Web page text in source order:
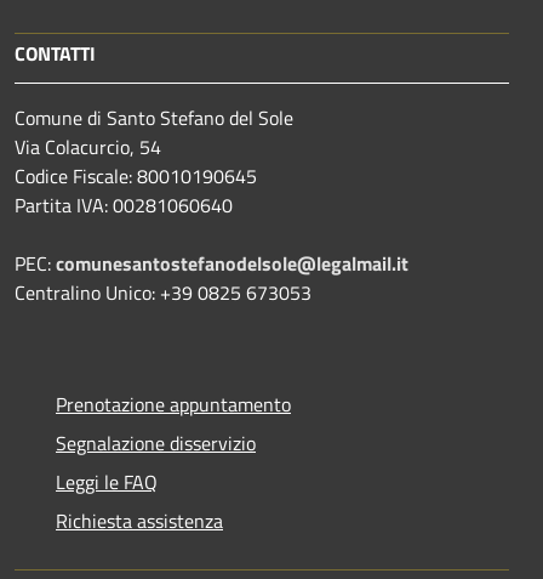
CONTATTI
Comune di Santo Stefano del Sole
Via Colacurcio, 54
Codice Fiscale: 80010190645
Partita IVA: 00281060640
PEC:comunesantostefanodelsole@legalmail.it
Centralino Unico: +39 0825 673053
Prenotazione appuntamento
Segnalazione disservizio
Leggi le FAQ
Richiesta assistenza